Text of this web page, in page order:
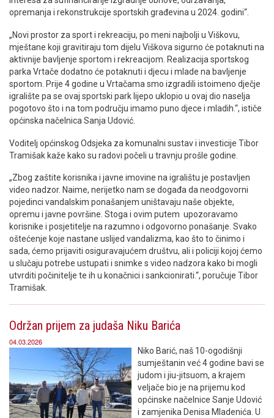
opremanja i rekonstrukcije sportskih građevina u 2024. godini“.
„Novi prostor za sport i rekreaciju, po meni najbolji u Viškovu,
mještane koji gravitiraju tom dijelu Viškova sigurno će potaknuti na
aktivnije bavljenje sportom i rekreacijom. Realizacija sportskog
parka Vrtače dodatno će potaknuti i djecu i mlade na bavljenje
sportom. Prije 4 godine u Vrtačama smo izgradili istoimeno dječje
igralište pa se ovaj sportski park lijepo uklopio u ovaj dio naselja
pogotovo što i na tom području imamo puno djece i mladih.“, ističe
općinska načelnica Sanja Udović.
Voditelj općinskog Odsjeka za komunalni sustav i investicije Tibor
Tramišak kaže kako su radovi počeli u travnju prošle godine.
„Zbog zaštite korisnika i javne imovine na igralištu je postavljen
video nadzor. Naime, nerijetko nam se događa da neodgovorni
pojedinci vandalskim ponašanjem uništavaju naše objekte,
opremu i javne površine. Stoga i ovim putem upozoravamo
korisnike i posjetitelje na razumno i odgovorno ponašanje. Svako
oštećenje koje nastane uslijed vandalizma, kao što to činimo i
sada, ćemo prijaviti osiguravajućem društvu, ali i policiji kojoj ćemo
u slučaju potrebe ustupati i snimke s video nadzora kako bi mogli
utvrditi počinitelje te ih u konačnici i sankcionirati.“, poručuje Tibor
Tramišak.
Održan prijem za judaša Niku Barića
04.03.2026
Niko Barić, naš 10-ogodišnji
sumještanin već 4 godine bavi se
judom i jiu-jitsuom, a krajem
veljače bio je na prijemu kod
općinske načelnice Sanje Udović
i zamjenika Denisa Mladenića. U